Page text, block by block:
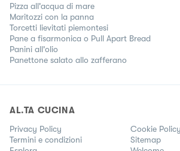
Pizza all'acqua di mare
Maritozzi con la panna
Torcetti lievitati piemontesi
Pane a fisarmonica o Pull Apart Bread
Panini all'olio
Panettone salato allo zafferano
AL.TA CUCINA
Privacy Policy
Cookie Policy
Termini e condizioni
Sitemap